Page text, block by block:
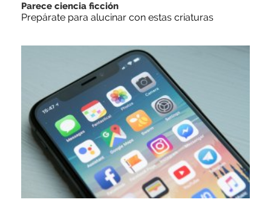
Parece ciencia ficción
Prepárate para alucinar con estas criaturas